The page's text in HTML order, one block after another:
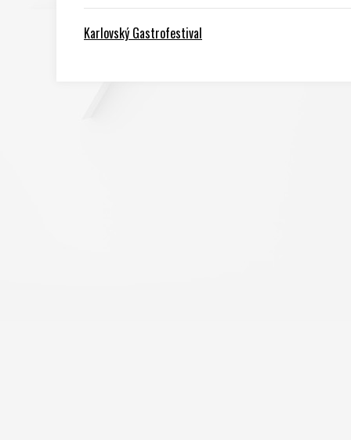
Karlovský Gastrofestival